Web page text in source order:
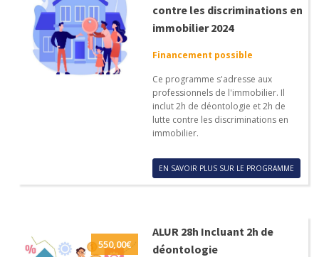
contre les discriminations en
immobilier 2024
Financement possible
Ce programme s'adresse aux
professionnels de l'immobilier. Il
inclut 2h de déontologie et 2h de
lutte contre les discriminations en
immobilier.
EN SAVOIR PLUS SUR LE PROGRAMME
550,00€
ALUR 28h Incluant 2h de
déontologie